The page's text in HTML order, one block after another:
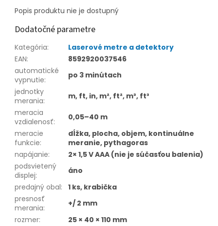
Popis produktu nie je dostupný
Dodatočné parametre
Kategória:
Laserové metre a detektory
EAN:
8592920037546
automatické
vypnutie:
po 3 minútach
jednotky
merania:
m, ft, in, m², ft², m³, ft³
meracia
vzdialenosť:
0,05–40 m
meracie
funkcie:
dĺžka, plocha, objem, kontinuálne
meranie, pythagoras
napájanie:
2× 1,5 V AAA (nie je súčasťou balenia)
podsvietený
displej:
áno
predajný obal:
1 ks, krabička
presnosť
merania:
+/ 2 mm
rozmer:
25 × 40 × 110 mm